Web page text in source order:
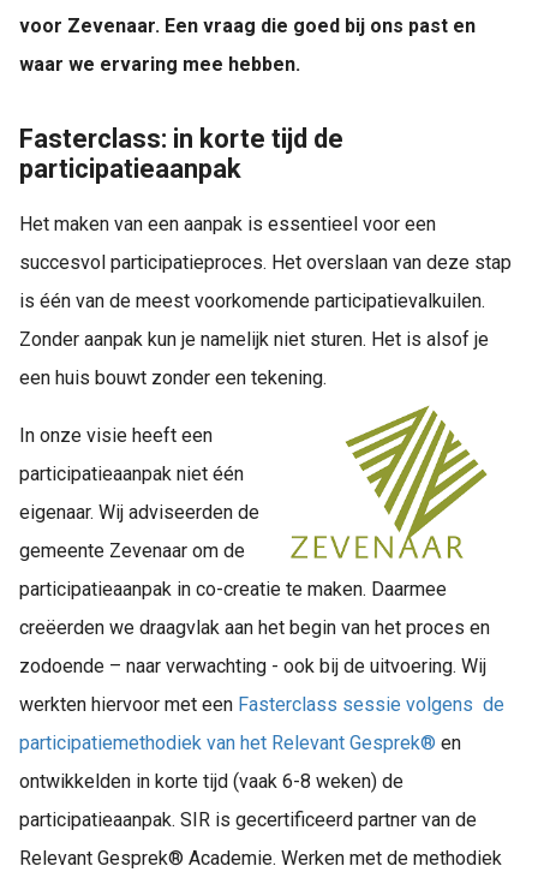
voor Zevenaar. Een vraag die goed bij ons past en
waar we ervaring mee hebben.
Fasterclass: in korte tijd de
participatieaanpak
Het maken van een aanpak is essentieel voor een
succesvol participatieproces. Het overslaan van deze stap
is één van de meest voorkomende participatievalkuilen.
Zonder aanpak kun je namelijk niet sturen. Het is alsof je
een huis bouwt zonder een tekening.
In onze visie heeft een
participatieaanpak niet één
eigenaar. Wij adviseerden de
gemeente Zevenaar om de
participatieaanpak in co-creatie te maken. Daarmee
creëerden we draagvlak aan het begin van het proces en
zodoende – naar verwachting - ook bij de uitvoering. Wij
werkten hiervoor met een Fasterclass sessie volgens de
participatiemethodiek van het Relevant Gesprek® en
ontwikkelden in korte tijd (vaak 6-8 weken) de
participatieaanpak. SIR is gecertificeerd partner van de
Relevant Gesprek® Academie. Werken met de methodiek